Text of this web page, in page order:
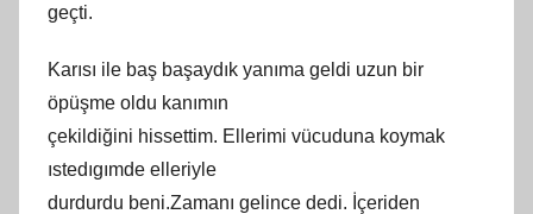
geçti.
Karısı ile baş başaydık yanıma geldi uzun bir
öpüşme oldu kanımın
çekildiğini hissettim. Ellerimi vücuduna koymak
ıstedıgımde elleriyle
durdurdu beni.Zamanı gelince dedi. İçeriden